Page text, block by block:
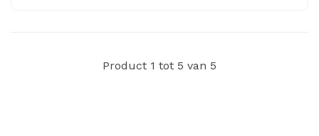
Product 1 tot 5 van 5